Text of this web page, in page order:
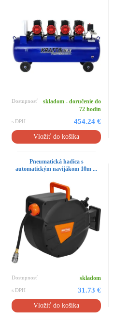
Dostupnosť
skladom - doručenie do
72 hodín
s DPH 454.24 €
Vložiť do košíka
Pneumatická hadica s
automatickým navijákom 10m ...
Dostupnosť skladom
s DPH 31.73 €
Vložiť do košíka